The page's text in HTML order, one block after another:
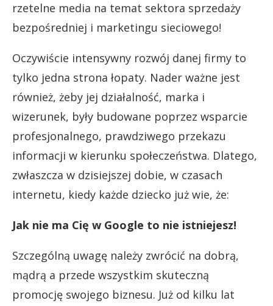
rzetelne media na temat sektora sprzedaży
bezpośredniej i marketingu sieciowego!
Oczywiście intensywny rozwój danej firmy to
tylko jedna strona łopaty. Nader ważne jest
również, żeby jej działalność, marka i
wizerunek, były budowane poprzez wsparcie
profesjonalnego, prawdziwego przekazu
informacji w kierunku społeczeństwa. Dlatego,
zwłaszcza w dzisiejszej dobie, w czasach
internetu, kiedy każde dziecko już wie, że:
Jak nie ma Cię w Google to nie istniejesz!
Szczególną uwagę należy zwrócić na dobrą,
mądrą a przede wszystkim skuteczną
promocję swojego biznesu. Już od kilku lat